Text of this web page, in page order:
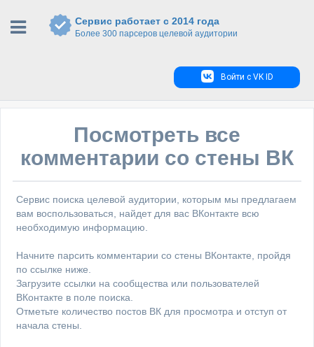
Сервис работает с 2014 года
Более 300 парсеров целевой аудитории
Войти с VK ID
Посмотреть все
комментарии со стены ВК
Сервис поиска целевой аудитории, которым мы предлагаем
вам воспользоваться, найдет для вас ВКонтакте всю
необходимую информацию.
Начните парсить комментарии со стены ВКонтакте, пройдя
по ссылке ниже.
Загрузите ссылки на сообщества или пользователей
ВКонтакте в поле поиска.
Отметьте количество постов ВК для просмотра и отступ от
начала стены.